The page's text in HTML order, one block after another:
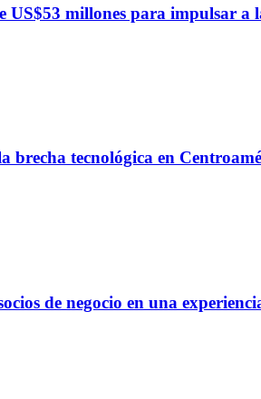
millones para impulsar a
brecha tecnológica en
de negocio en una